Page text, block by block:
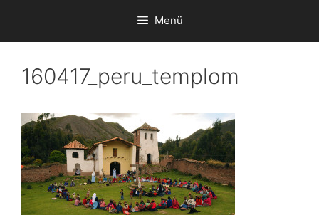
Menü
160417_peru_templom